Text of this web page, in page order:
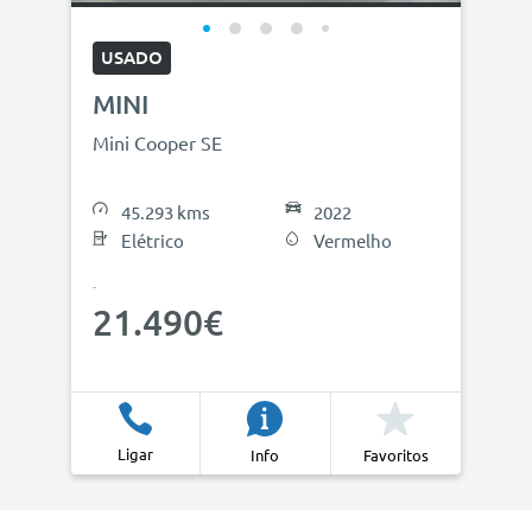
USADO
MINI
Mini Cooper SE
45.293 kms
Elétrico
2022
Vermelho
21.490€
Ligar Info Favoritos